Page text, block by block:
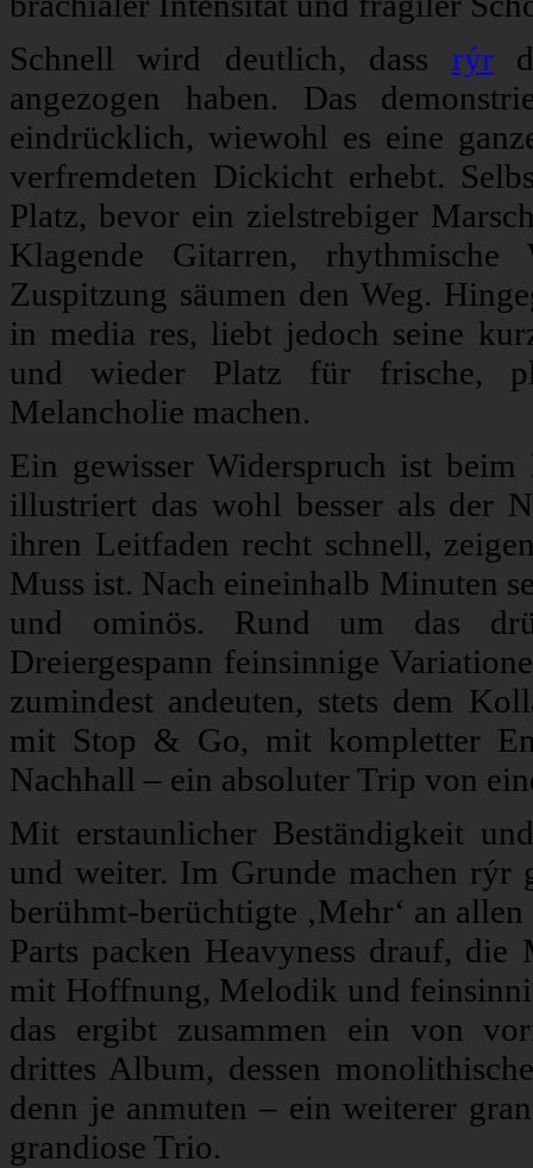
Schnell wird deutlich, dass rýr
angezogen haben. Das
eindrücklich, wiewohl es eine
verfremdeten Dickicht erhebt.
Platz, bevor ein zielstrebiger
Klagende Gitarren,
Zuspitzung säumen den Weg.
in media res, liebt jedoch seine
und wieder Platz für frische,
Melancholie machen.
Ein gewisser Widerspruch ist
illustriert das wohl besser als der
ihren Leitfaden recht schnell,
Muss ist. Nach eineinhalb Minuten
und ominös. Rund um das
Dreiergespann feinsinnige
zumindest andeuten, stets dem
mit Stop & Go, mit kompletter
Nachhall – ein absoluter Trip von
Mit erstaunlicher Beständigkeit
und weiter. Im Grunde machen rýr
berühmt-berüchtigte ‚Mehr‘ an
Parts packen Heavyness drauf,
mit Hoffnung, Melodik und
das ergibt zusammen ein von
drittes Album, dessen
denn je anmuten – ein weiterer
grandiose Trio.